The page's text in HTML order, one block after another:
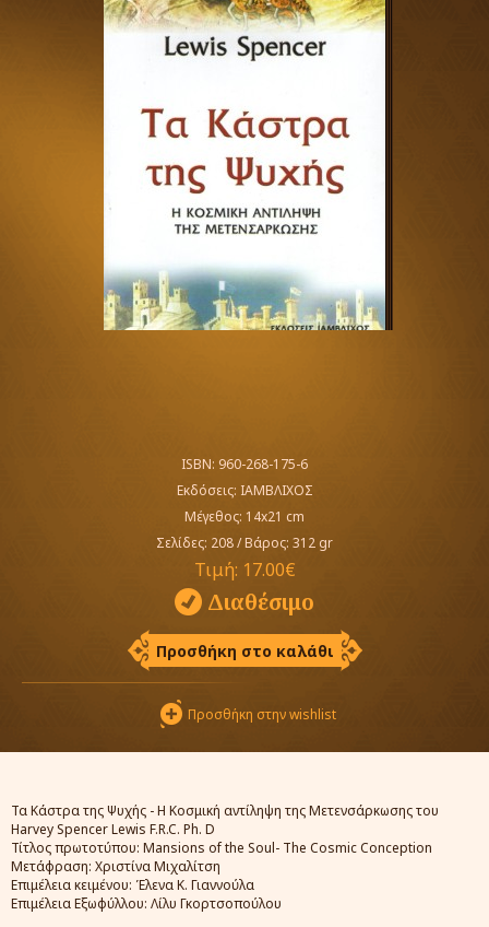
ISBN: 960-268-175-6
Εκδόσεις: ΙΑΜΒΛΙΧΟΣ
Μέγεθος: 14x21 cm
Σελίδες: 208/Βάρος: 312 gr
Τιμή: 17.00€
Διαθέσιμο
Προσθήκη στο καλάθι
Προσθήκη στην wishlist
Τα Κάστρα της Ψυχής - Η Κοσμική αντίληψη της Μετενσάρκωσης του
Harvey Spencer Lewis F.R.C. Ph. D
Τίτλος πρωτοτύπου: Mansions of the Soul- The Cosmic Conception
Μετάφραση: Χριστίνα Μιχαλίτση
Επιμέλεια κειμένου: Έλενα Κ. Γιαννούλα
Επιμέλεια Εξωφύλλου: Λίλυ Γκορτσοπούλου